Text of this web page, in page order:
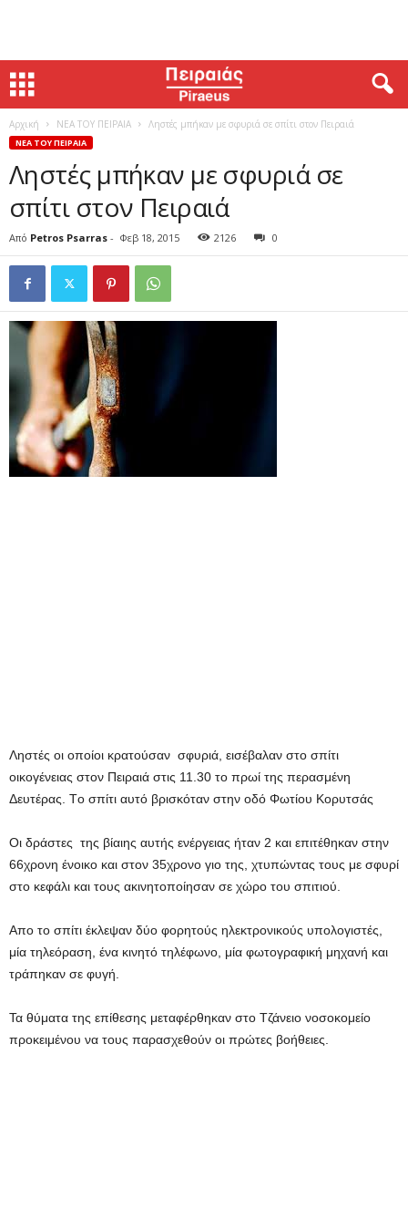
Αρχική ΝΕΑ ΤΟΥ ΠΕΙΡΑΙΑ Ληστές μπήκαν με σφυριά σε σπίτι στον Πειραιά
ΝΕΑ ΤΟΥ ΠΕΙΡΑΙΑ
Ληστές μπήκαν με σφυριά σε
σπίτι στον Πειραιά
Από Petros Psarras - Φεβ 18, 2015 2126 0
Ληστές οι οποίοι κρατούσαν σφυριά, εισέβαλαν στο σπίτι
οικογένειας στον Πειραιά στις 11.30 το πρωί της περασμένη
Δευτέρας. Τo σπίτι αυτό βρισκόταν στην οδό Φωτίου Κορυτσάς
Οι δράστες της βίαιης αυτής ενέργειας ήταν 2 και επιτέθηκαν στην
66χρονη ένοικο και στον 35χρονο γιο της, χτυπώντας τους με σφυρί
στο κεφάλι και τους ακινητοποίησαν σε χώρο του σπιτιού.
Απο το σπίτι έκλεψαν δύο φορητούς ηλεκτρονικούς υπολογιστές,
μία τηλεόραση, ένα κινητό τηλέφωνο, μία φωτογραφική μηχανή και
τράπηκαν σε φυγή.
Τα θύματα της επίθεσης μεταφέρθηκαν στο Τζάνειο νοσοκομείο
προκειμένου να τους παρασχεθούν οι πρώτες βοήθειες.